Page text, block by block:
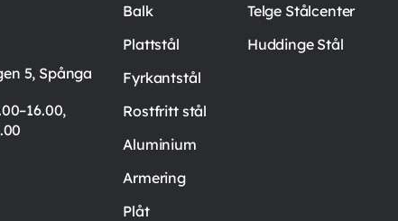
5, Spånga
Balk
Plattstål
Fyrkantstål
Rostfritt stål
Aluminium
Armering
Plåt
Telge Stålcenter
Huddinge Stål